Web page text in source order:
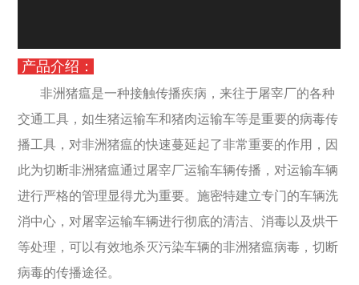
产品介绍：
非洲猪瘟是一种接触传播疾病，来往于屠宰厂的各种
交通工具，如生猪运输车和猪肉运输车等是重要的病毒传
播工具，对非洲猪瘟的快速蔓延起了非常重要的作用，因
此为切断非洲猪瘟通过屠宰厂运输车辆传播，对运输车辆
进行严格的管理显得尤为重要。施密特建立专门的车辆洗
消中心，对屠宰运输车辆进行彻底的清洁、消毒以及烘干
等处理，可以有效地杀灭污染车辆的非洲猪瘟病毒，切断
病毒的传播途径。